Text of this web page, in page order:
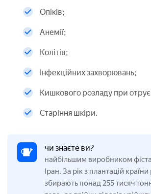
Опіків;
Анемії;
Колітів;
Інфекційних захворювань;
Кишкового розладу при
Старіння шкіри.
чи знаєте ви?
найбільшим виробником
Іран. За рік з плантацій
збирають понад 255 тисяч